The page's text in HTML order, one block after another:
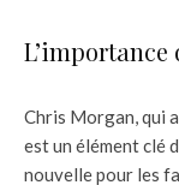
L’importance
Chris Morgan, qui
est un élément clé
nouvelle pour les